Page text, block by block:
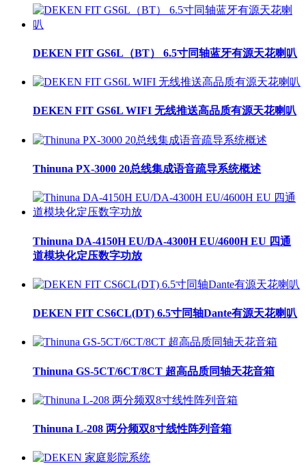
DEKEN FIT GS6L（BT） 6.5寸同轴蓝牙有源天花喇叭
DEKEN FIT GS6L WIFI 无线推送高品质有源天花喇叭
Thinuna PX-3000 20总线集成语音疏导系统概述
Thinuna DA-4150H EU/DA-4300H EU/4600H EU 四通
道模块化定压数字功放
DEKEN FIT CS6CL(DT) 6.5寸同轴Dante有源天花喇叭
Thinuna GS-5CT/6CT/8CT 超高品质同轴天花音箱
Thinuna L-208 两分频双8寸线性阵列音箱